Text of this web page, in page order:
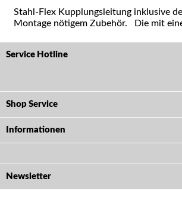
Stahl-Flex Kupplungsleitung inklusive
Montage nötigem Zubehör. Die mit
Service Hotline
Shop Service
Informationen
Newsletter